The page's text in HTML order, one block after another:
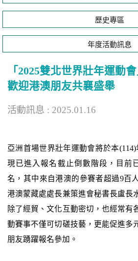
歷史專區
年度活動訊息
「2025雙北世界壯年運動
歡迎港澳朋友共襄盛舉
活動訊息 : 2025.01.16
亞洲首場世界壯年運動會將於本(114)
現已進入報名截止倒數階段，目前
名，其中來自港澳的參賽者超過9百
港澳蒙藏處處長兼策進會秘書長盧長
除了經貿、文化互動密切，也經常有
動賽事不僅可切磋技藝，更能促進多
朋友踴躍報名參加。